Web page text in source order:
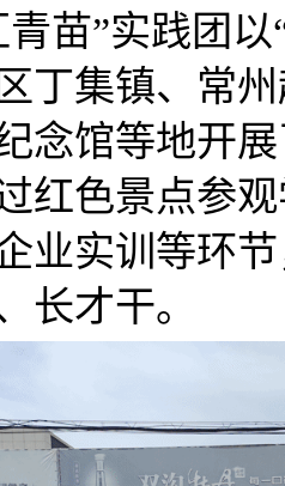
苗”实践团
丁集镇、常
念馆等地开
红色景点参
业实训等环
长才干。